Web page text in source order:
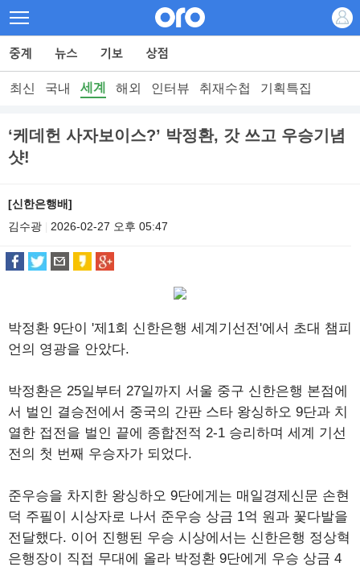
최신 국내 세계 해외 인터뷰 취재수첩 기획특집
‘케데헌 사자보이스?’ 박정환, 갓 쓰고 우승기념
샷!
[신한은행배]
김수광
2026-02-27 오후 05:47
박정환 9단이 '제1회 신한은행 세계기선전'에서 초대 챔피
언의 영광을 안았다.
박정환은 25일부터 27일까지 서울 중구 신한은행 본점에
서 벌인 결승전에서 중국의 간판 스타 왕싱하오 9단과 치
열한 접전을 벌인 끝에 종합전적 2-1 승리하며 세계 기선
전의 첫 번째 우승자가 되었다.
준우승을 차지한 왕싱하오 9단에게는 매일경제신문 손현
덕 주필이 시상자로 나서 준우승 상금 1억 원과 꽃다발을
전달했다. 이어 진행된 우승 시상에서는 신한은행 정상혁
은행장이 직접 무대에 올라 박정환 9단에게 우승 상금 4